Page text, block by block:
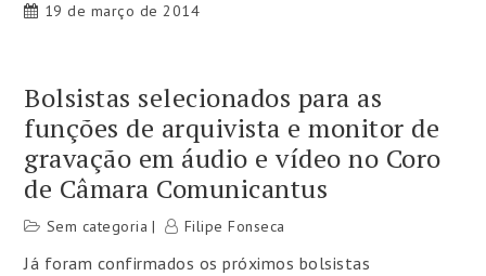
19 de março de 2014
Bolsistas selecionados para as
funções de arquivista e monitor de
gravação em áudio e vídeo no Coro
de Câmara Comunicantus
Sem categoria Filipe Fonseca
Já foram confirmados os próximos bolsistas